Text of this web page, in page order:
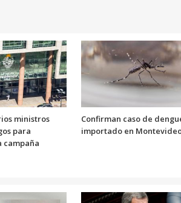
ministros
para
campaña
Confirman caso de
importado en